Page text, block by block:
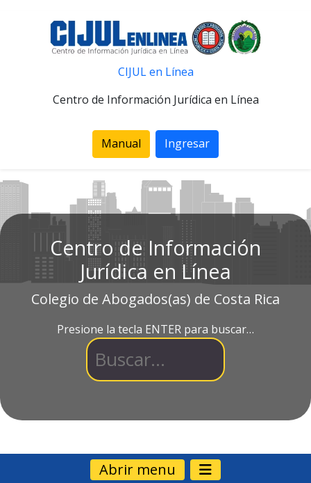
CIJUL en Línea
Centro de Información Jurídica en Línea
Manual Ingresar
Centro de Información
Jurídica en Línea
Colegio de Abogados(as) de Costa Rica
Presione la tecla ENTER para buscar…
Abrir menu